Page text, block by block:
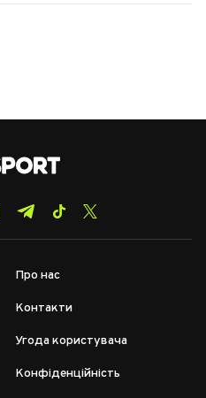
Про нас
Контакти
Угода користувача
Конфіденційність